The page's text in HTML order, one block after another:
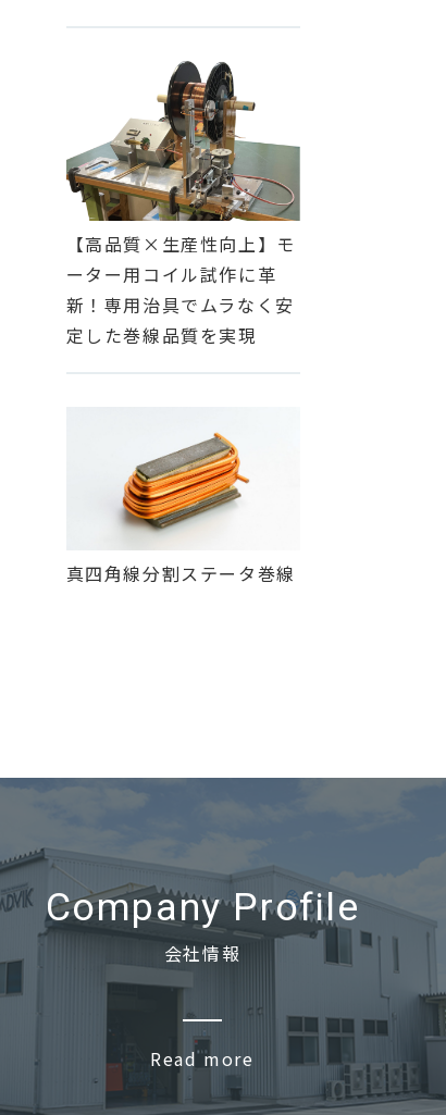
【高品質×生産性向上】モ
ーター用コイル試作に革
新！専用治具でムラなく安
定した巻線品質を実現
真四角線分割ステータ巻線
Company Profile
会社情報
Read more